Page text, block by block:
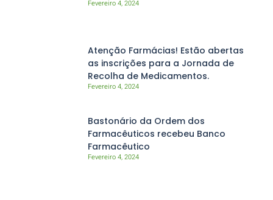
Fevereiro 4, 2024
Atenção Farmácias! Estão abertas
as inscrições para a Jornada de
Recolha de Medicamentos.
Fevereiro 4, 2024
Bastonário da Ordem dos
Farmacêuticos recebeu Banco
Farmacêutico
Fevereiro 4, 2024